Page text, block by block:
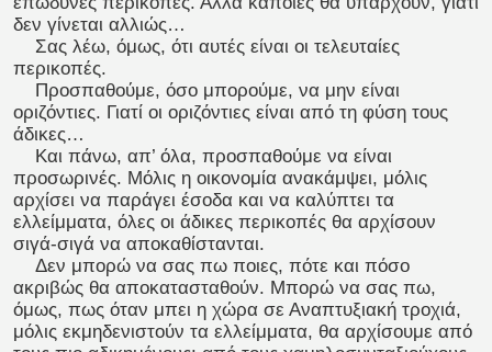
δεν γίνεται αλλιώς…
Σας λέω, όμως, ότι αυτές είναι οι τελευταίες
περικοπές.
Προσπαθούμε, όσο μπορούμε, να μην είναι
οριζόντιες. Γιατί οι οριζόντιες είναι από τη φύση τους
άδικες…
Και πάνω, απ’ όλα, προσπαθούμε να είναι
προσωρινές. Μόλις η οικονομία ανακάμψει, μόλις
αρχίσει να παράγει έσοδα και να καλύπτει τα
ελλείμματα, όλες οι άδικες περικοπές θα αρχίσουν
σιγά-σιγά να αποκαθίστανται.
Δεν μπορώ να σας πω ποιες, πότε και πόσο
ακριβώς θα αποκατασταθούν. Μπορώ να σας πω,
όμως, πως όταν μπει η χώρα σε Αναπτυξιακή τροχιά,
μόλις εκμηδενιστούν τα ελλείμματα, θα αρχίσουμε από